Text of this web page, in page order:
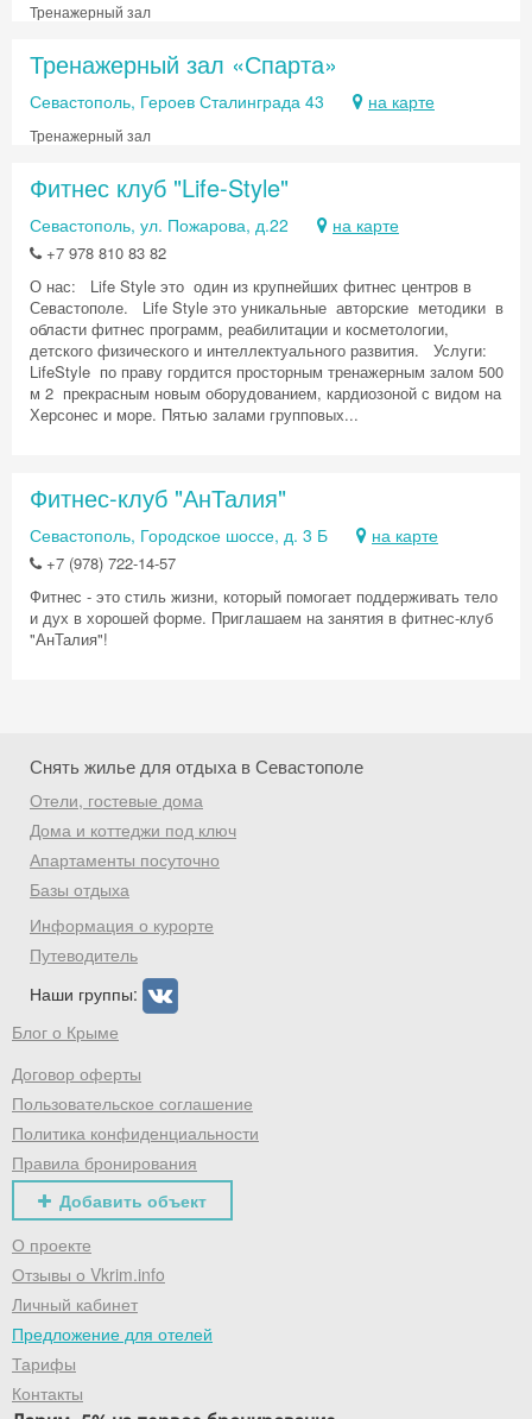
Тренажерный зал
Тренажерный зал «Спарта»
Севастополь, Героев Сталинграда 43 на карте
Тренажерный зал
Фитнес клуб "Life-Style"
Севастополь, ул. Пожарова, д.22 на карте
+7 978 810 83 82
О нас: Life Style это один из крупнейших фитнес центров в
Севастополе. Life Style это уникальные авторские методики в
области фитнес программ, реабилитации и косметологии,
детского физического и интеллектуального развития. Услуги:
LifeStyle по праву гордится просторным тренажерным залом 500
м 2 прекрасным новым оборудованием, кардиозоной с видом на
Херсонес и море. Пятью залами групповых...
Фитнес-клуб "АнТалия"
Севастополь, Городское шоссе, д. 3 Б на карте
+7 (978) 722-14-57
Фитнес - это стиль жизни, который помогает поддерживать тело
и дух в хорошей форме. Приглашаем на занятия в фитнес-клуб
"АнТалия"!
Снять жилье для отдыха в Севастополе
Отели, гостевые дома
Дома и коттеджи под ключ
Апартаменты посуточно
Базы отдыха
Информация о курорте
Путеводитель
Наши группы:
Блог о Крыме
Договор оферты
Пользовательское соглашение
Политика конфиденциальности
Правила бронирования
Добавить объект
О проекте
Отзывы о Vkrim.info
Личный кабинет
Предложение для отелей
Тарифы
Контакты